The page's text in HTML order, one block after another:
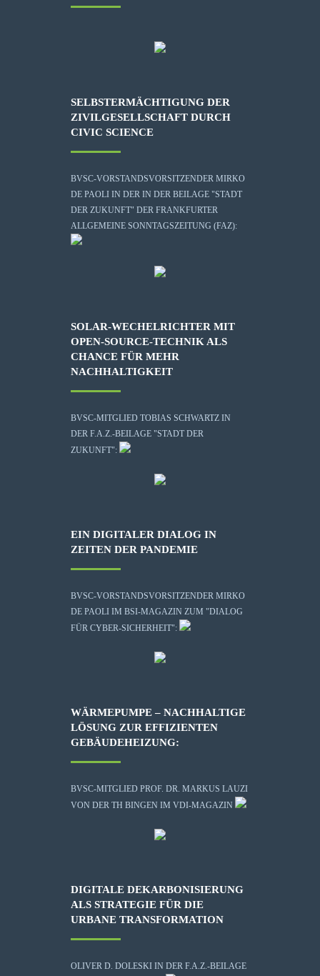
SELBSTERMÄCHTIGUNG DER
ZIVILGESELLSCHAFT DURCH
CIVIC SCIENCE
BVSC-VORSTANDSVORSITZENDER MIRKO
DE PAOLI IN DER IN DER BEILAGE "STADT
DER ZUKUNFT" DER FRANKFURTER
ALLGEMEINE SONNTAGSZEITUNG (FAZ):
SOLAR-WECHELRICHTER MIT
OPEN-SOURCE-TECHNIK ALS
CHANCE FÜR MEHR
NACHHALTIGKEIT
BVSC-MITGLIED TOBIAS SCHWARTZ IN
DER F.A.Z.-BEILAGE "STADT DER
ZUKUNFT":
EIN DIGITALER DIALOG IN
ZEITEN DER PANDEMIE
BVSC-VORSTANDSVORSITZENDER MIRKO
DE PAOLI IM BSI-MAGAZIN ZUM "DIALOG
FÜR CYBER-SICHERHEIT":
WÄRMEPUMPE – NACHHALTIGE
LÖSUNG ZUR EFFIZIENTEN
GEBÄUDEHEIZUNG:
BVSC-MITGLIED PROF. DR. MARKUS LAUZI
VON DER TH BINGEN IM VDI-MAGAZIN
DIGITALE DEKARBONISIERUNG
ALS STRATEGIE FÜR DIE
URBANE TRANSFORMATION
OLIVER D. DOLESKI IN DER F.A.Z.-BEILAGE